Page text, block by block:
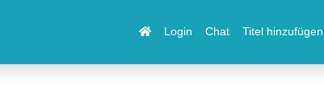
Login Chat Titel hinzufügen